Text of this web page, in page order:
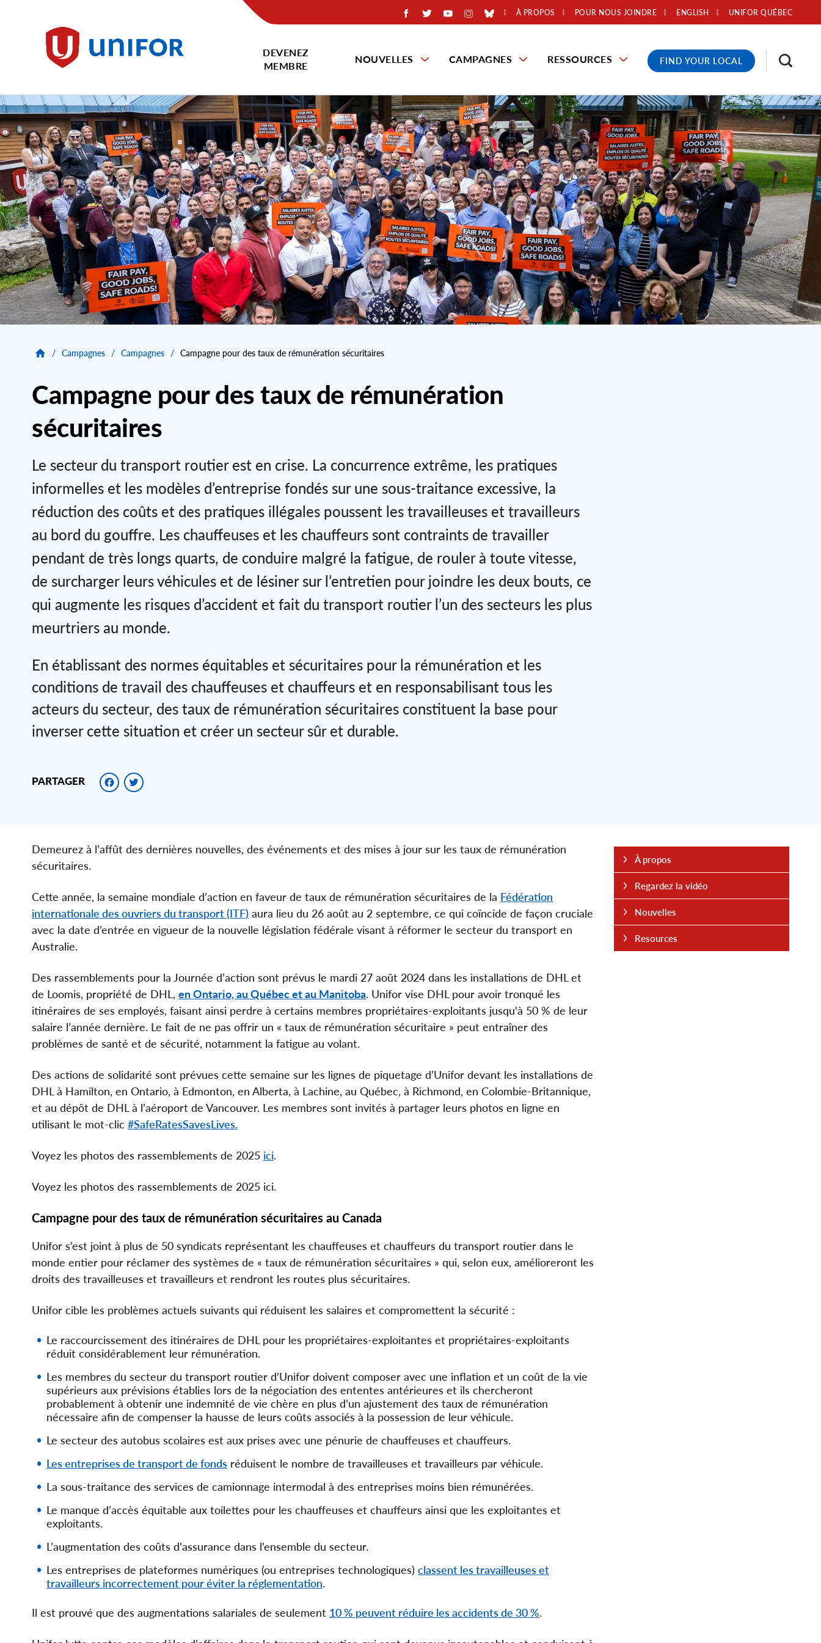
Unifor
À PROPOS POUR NOUS JOINDRE UNIFOR QUÉBEC
ENGLISH
DEVENEZ
MEMBRE
NOUVELLES CAMPAGNES RESSOURCES FIND YOUR LOCAL
/ Campagnes / Campagnes / Campagne pour des taux de rémunération sécuritaires
Campagne pour des taux de rémunération
sécuritaires
Le secteur du transport routier est en crise. La concurrence extrême, les pratiques
informelles et les modèles d’entreprise fondés sur une sous-traitance excessive, la
réduction des coûts et des pratiques illégales poussent les travailleuses et travailleurs
au bord du gouffre. Les chauffeuses et les chauffeurs sont contraints de travailler
pendant de très longs quarts, de conduire malgré la fatigue, de rouler à toute vitesse,
de surcharger leurs véhicules et de lésiner sur l’entretien pour joindre les deux bouts, ce
qui augmente les risques d’accident et fait du transport routier l’un des secteurs les plus
meurtriers au monde.
En établissant des normes équitables et sécuritaires pour la rémunération et les
conditions de travail des chauffeuses et chauffeurs et en responsabilisant tous les
acteurs du secteur, des taux de rémunération sécuritaires constituent la base pour
inverser cette situation et créer un secteur sûr et durable.
PARTAGER Facebook
Demeurez à l’affût des dernières nouvelles, des événements et des mises à jour sur les taux de rémunération
sécuritaires.
Cette année, la semaine mondiale d’action en faveur de taux de rémunération sécuritaires de la Fédération
internationale des ouvriers du transport (ITF) aura lieu du 26 août au 2 septembre, ce qui coïncide de façon cruciale
avec la date d’entrée en vigueur de la nouvelle législation fédérale visant à réformer le secteur du transport en
Australie.
Des rassemblements pour la Journée d’action sont prévus le mardi 27 août 2024 dans les installations de DHL et
de Loomis, propriété de DHL, en Ontario, au Québec et au Manitoba. Unifor vise DHL pour avoir tronqué les
itinéraires de ses employés, faisant ainsi perdre à certains membres propriétaires-exploitants jusqu'à 50 % de leur
salaire l’année dernière. Le fait de ne pas offrir un « taux de rémunération sécuritaire » peut entraîner des
problèmes de santé et de sécurité, notamment la fatigue au volant.
Des actions de solidarité sont prévues cette semaine sur les lignes de piquetage d’Unifor devant les installations de
DHL à Hamilton, en Ontario, à Edmonton, en Alberta, à Lachine, au Québec, à Richmond, en Colombie-Britannique,
et au dépôt de DHL à l’aéroport de Vancouver. Les membres sont invités à partager leurs photos en ligne en
utilisant le mot-clic #SafeRatesSavesLives.
Voyez les photos des rassemblements de 2025 ici.
Voyez les photos des rassemblements de 2025 ici.
Campagne pour des taux de rémunération sécuritaires au Canada
Unifor s’est joint à plus de 50 syndicats représentant les chauffeuses et chauffeurs du transport routier dans le
monde entier pour réclamer des systèmes de « taux de rémunération sécuritaires » qui, selon eux, amélioreront les
droits des travailleuses et travailleurs et rendront les routes plus sécuritaires.
Unifor cible les problèmes actuels suivants qui réduisent les salaires et compromettent la sécurité :
Le raccourcissement des itinéraires de DHL pour les propriétaires-exploitantes et propriétaires-exploitants
réduit considérablement leur rémunération.
Les membres du secteur du transport routier d’Unifor doivent composer avec une inflation et un coût de la vie
supérieurs aux prévisions établies lors de la négociation des ententes antérieures et ils chercheront
probablement à obtenir une indemnité de vie chère en plus d’un ajustement des taux de rémunération
nécessaire afin de compenser la hausse de leurs coûts associés à la possession de leur véhicule.
Le secteur des autobus scolaires est aux prises avec une pénurie de chauffeuses et chauffeurs.
Les entreprises de transport de fonds réduisent le nombre de travailleuses et travailleurs par véhicule.
La sous-traitance des services de camionnage intermodal à des entreprises moins bien rémunérées.
Le manque d’accès équitable aux toilettes pour les chauffeuses et chauffeurs ainsi que les exploitantes et
exploitants.
L’augmentation des coûts d’assurance dans l’ensemble du secteur.
Les entreprises de plateformes numériques (ou entreprises technologiques) classent les travailleuses et
travailleurs incorrectement pour éviter la réglementation.
Il est prouvé que des augmentations salariales de seulement 10 % peuvent réduire les accidents de 30 %.
À propos
Regardez la vidéo
Nouvelles
Resources